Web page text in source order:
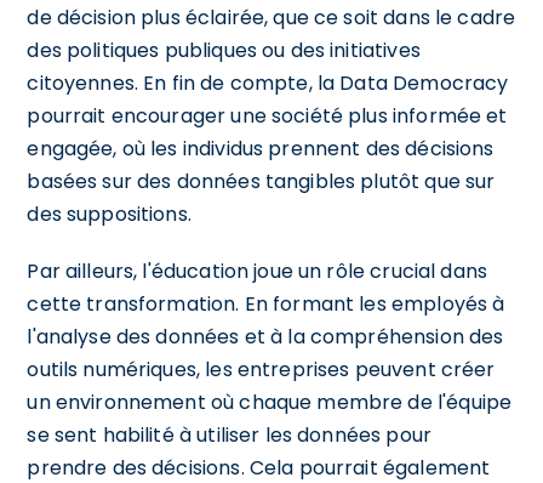
de décision plus éclairée, que ce soit dans le cadre
des politiques publiques ou des initiatives
citoyennes. En fin de compte, la Data Democracy
pourrait encourager une société plus informée et
engagée, où les individus prennent des décisions
basées sur des données tangibles plutôt que sur
des suppositions.
Par ailleurs, l'éducation joue un rôle crucial dans
cette transformation. En formant les employés à
l'analyse des données et à la compréhension des
outils numériques, les entreprises peuvent créer
un environnement où chaque membre de l'équipe
se sent habilité à utiliser les données pour
prendre des décisions. Cela pourrait également